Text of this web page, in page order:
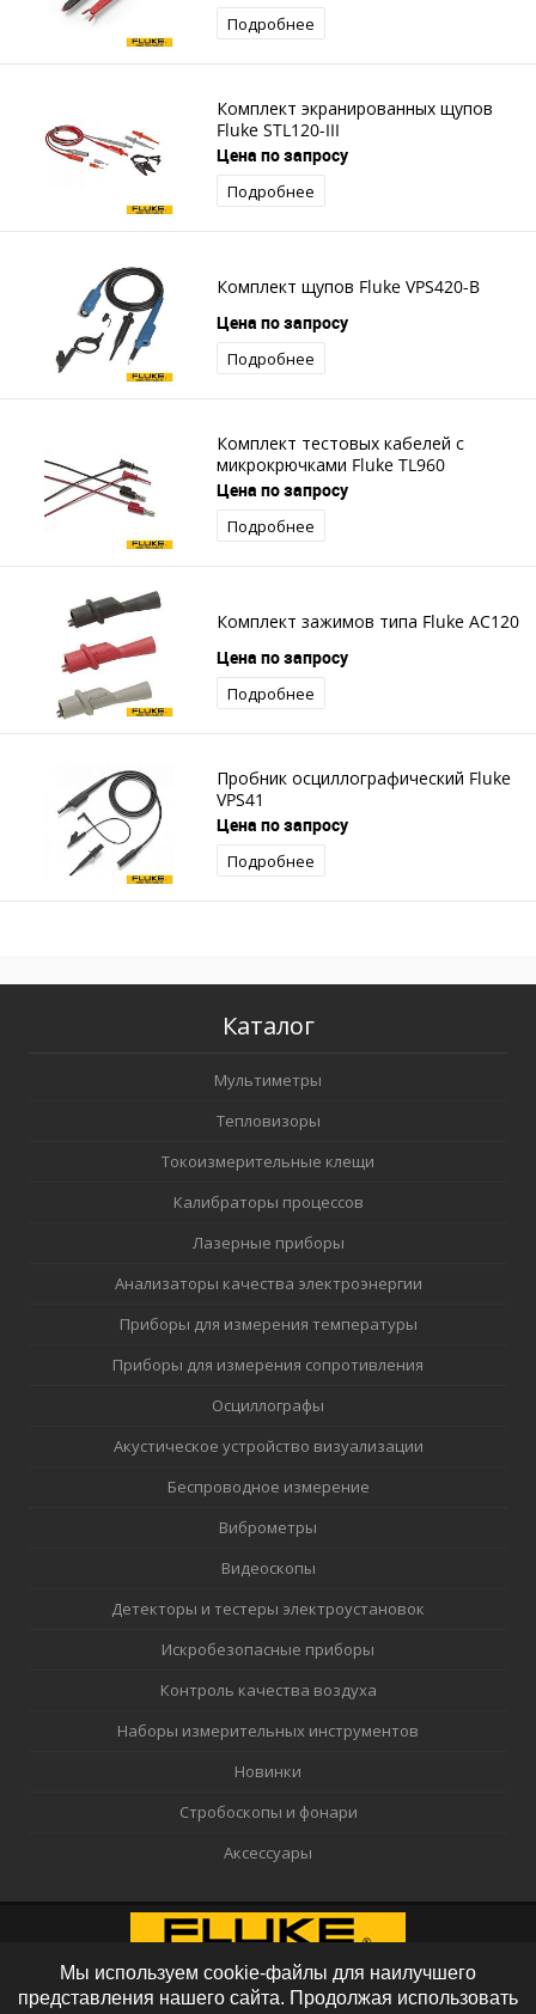
Подробнее
Комплект экранированных щупов
Fluke STL120-III
Цена по запросу
Подробнее
Комплект щупов Fluke VPS420-B
Цена по запросу
Подробнее
Комплект тестовых кабелей с
микрокрючками Fluke TL960
Цена по запросу
Подробнее
Комплект зажимов типа Fluke AC120
Цена по запросу
Подробнее
Пробник осциллографический Fluke
VPS41
Цена по запросу
Подробнее
Каталог
Мультиметры
Тепловизоры
Токоизмерительные клещи
Калибраторы процессов
Лазерные приборы
Анализаторы качества электроэнергии
Приборы для измерения температуры
Приборы для измерения сопротивления
Осциллографы
Акустическое устройство визуализации
Беспроводное измерение
Виброметры
Видеоскопы
Детекторы и тестеры электроустановок
Искробезопасные приборы
Контроль качества воздуха
Наборы измерительных инструментов
Новинки
Стробоскопы и фонари
Аксессуары
Мы используем cookie-файлы для наилучшего
представления нашего сайта. Продолжая использовать